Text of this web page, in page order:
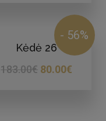
- 56%
Kėdė 26
183.00€ 80.00€